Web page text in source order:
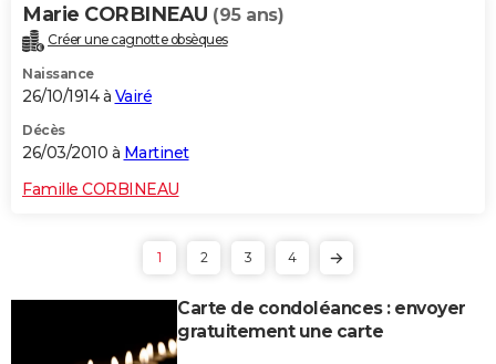
Marie CORBINEAU (95 ans)
Créer une cagnotte obsèques
Naissance
26/10/1914 à Vairé
Décès
26/03/2010 à Martinet
Famille CORBINEAU
1 2 3 4
Carte de condoléances : envoyer
gratuitement une carte